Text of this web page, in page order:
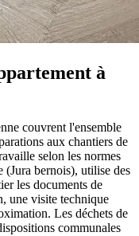
à
couvrent l'ensemble
aux chantiers de
selon les normes
(Jura bernois), utilise des
les documents de
une visite technique
Les déchets de
communales